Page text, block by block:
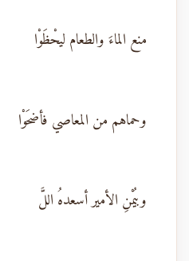
منع الماءَ والطعام ليحْظَوْا
وحماهم من المعاصي فأضحَوْا
وبيُمْنِ الأمير أسعدهُ اللَّ